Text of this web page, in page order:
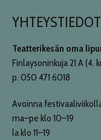
YHTEYSTIEDOT
Teatterikesän oma
Finlaysoninkuja 21 A (4.
p. 050 471 6018
Avoinna
ma–pe klo 10–19
la klo 11–19